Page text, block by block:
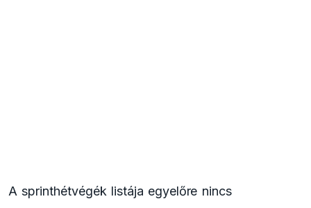
A sprinthétvégék listája egyelőre nincs